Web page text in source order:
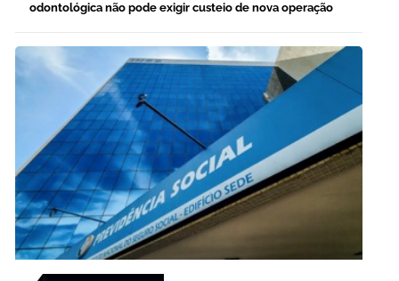
odontológica não pode exigir custeio de nova operação